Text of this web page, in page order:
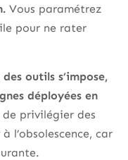
Vous paramétrez
pour ne rater
outils s’impose,
déployées en
privilégier des
l’obsolescence, car